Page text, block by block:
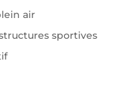
air
sportives